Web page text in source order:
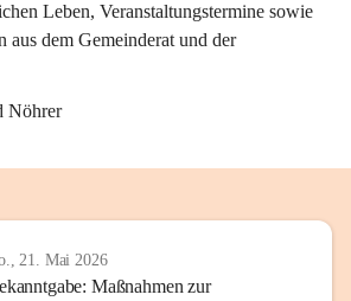
Leben, Veranstaltungstermine sowie
aus dem Gemeinderat und der
Nöhrer
21. Mai 2026
Maßnahmen zur